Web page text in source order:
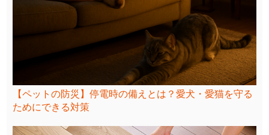
【ペットの防災】停電時の備えとは？愛犬・愛猫を守る
ためにできる対策